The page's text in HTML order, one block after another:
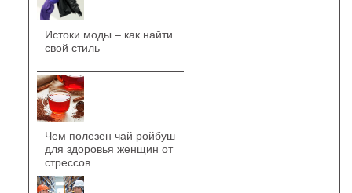
Истоки моды – как найти
свой стиль
Чем полезен чай ройбуш
для здоровья женщин от
стрессов